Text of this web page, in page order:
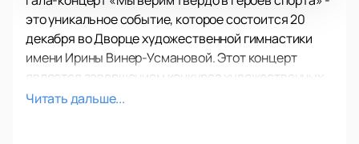
это уникальное событие, которое состоится 20
декабря во Дворце художественной гимнастики
имени Ирины Винер-Усмановой. Этот концерт
является завершением конкурса художественных
работ, посвященного великим спортсменам
Читать дальше...